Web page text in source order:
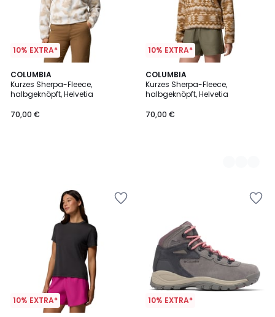
10% EXTRA*
COLUMBIA
Kurzes Sherpa-Fleece,
halbgeknöpft, Helvetia
70,00 €
10% EXTRA*
COLUMBIA
Kurzes Sherpa-Fleece,
halbgeknöpft, Helvetia
70,00 €
2
Farben
10% EXTRA* 10% EXTRA*